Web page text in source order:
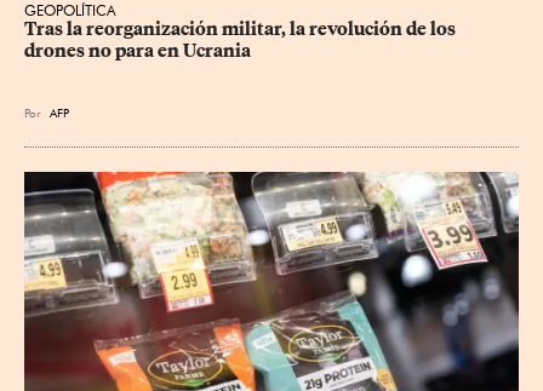
GEOPOLÍTICA
Tras la reorganización militar, la revolución de los
drones no para en Ucrania
Por AFP